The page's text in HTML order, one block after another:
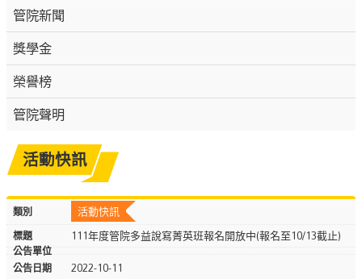
管院新聞
獎學金
榮譽榜
管院聲明
活動快訊
活動快訊
111年度管院多益說寫菁英班報名開放中(報名至10/13截止)
2022-10-11